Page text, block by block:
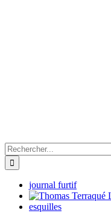
Rechercher:
journal furtif
esquilles